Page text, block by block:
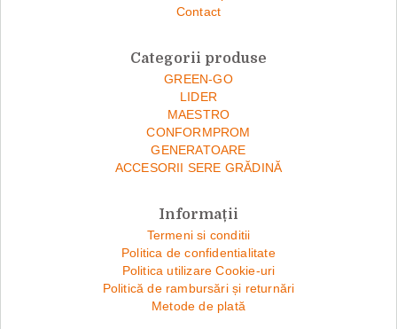
Contact
Categorii produse
GREEN-GO
LIDER
MAESTRO
CONFORMPROM
GENERATOARE
ACCESORII SERE GRĂDINĂ
Informații
Termeni si conditii
Politica de confidentialitate
Politica utilizare Cookie-uri
Politică de rambursări și returnări
Metode de plată